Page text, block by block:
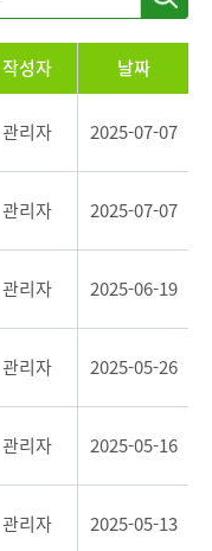
작성자
날짜
관리자 2025-07-07
관리자 2025-07-07
관리자 2025-06-19
관리자 2025-05-26
관리자 2025-05-16
관리자 2025-05-13